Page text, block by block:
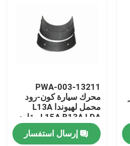
13211-PWA-003
محرك سيارة كون-رود
محمل لهيوندا L13A
L15A B13A LDA مقاوم
للاستخدام
إرسال استفسار